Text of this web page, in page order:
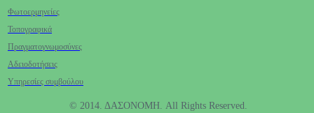
Φωτοερμηνείες
Τοπογραφικά
Πραγματογνωμοσύνες
Αδειοδοτήσεις
Υπηρεσίες συμβούλου
© 2014. ΔΑΣΟΝΟΜΗ. All Rights Reserved.